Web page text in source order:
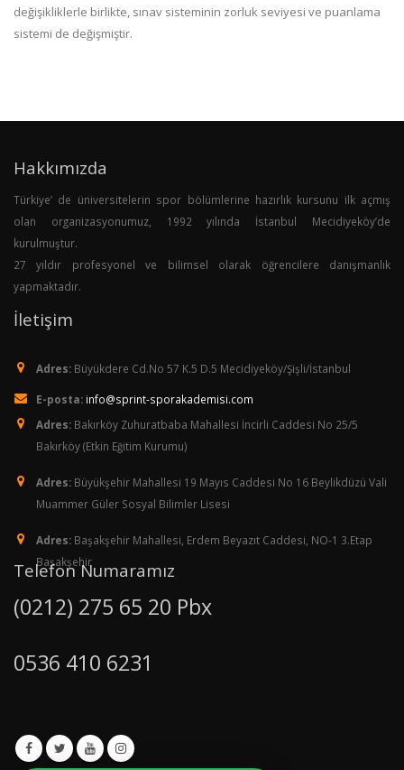
değişikliklerle birlikte, sınav sisteminin zorluk seviyesi ve puanlama
sistemi de değişmiştir.
Hakkımızda
Türkiye’ de üniversitelerin spor bölümlerine hazırlık kursunu ilk açmış
olan organizasyonumuz, 1992 yılında İstanbul Mecidiyeköy’de
kurulmuştur.
27 yıldır profesyonel ve bilimsel olarak öğrencilere danışmanlık
yapmaktadır.
İletişim
Adres: Büyükdere Cd.No 57 K.5 D.5 Mecidiyeköy/Şişli/İstanbul
E-posta: info@sprint-sporakademisi.com
Adres: Bakırköy Zuhuratbaba Mahallesi İncirli Caddesi No 25/5
Bakırköy (Etkin Eğitim Kurumu)
Adres: Büyükşehir Mahallesi 19 Mayıs Caddesi No 16 Beylikdüzü Vali
Muammer Güler Sosyal Bilimler Lisesi
Adres: Başakşehir Mahallesi, Erdem Beyazıt Caddesi, NO-1 3.Etap
Başakşehir
Telefon Numaramız
(0212) 275 65 20 Pbx
0536 410 6231